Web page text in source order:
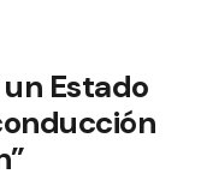
Estado